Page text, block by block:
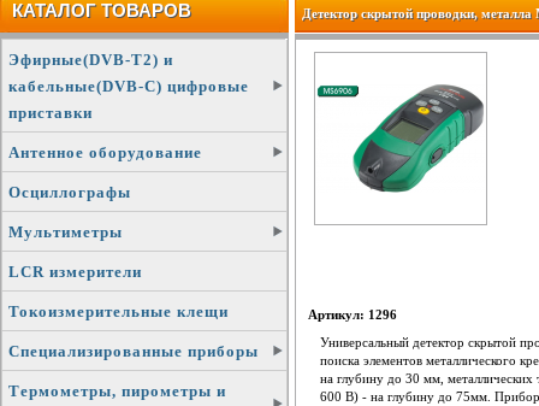
КАТАЛОГ ТОВАРОВ
Эфирные(DVB-T2) и
кабельные(DVB-C) цифровые
приставки
Антенное оборудование
Осциллографы
Мультиметры
LCR измерители
Токоизмерительные клещи
Специализированные приборы
Термометры, пирометры и
Детектор скрытой проводки, металла
Артикул: 1296
Универсальный детектор скрытой
поиска элементов металлического
на глубину до 30 мм,
600 В) - на глубину до 75мм. Прибор